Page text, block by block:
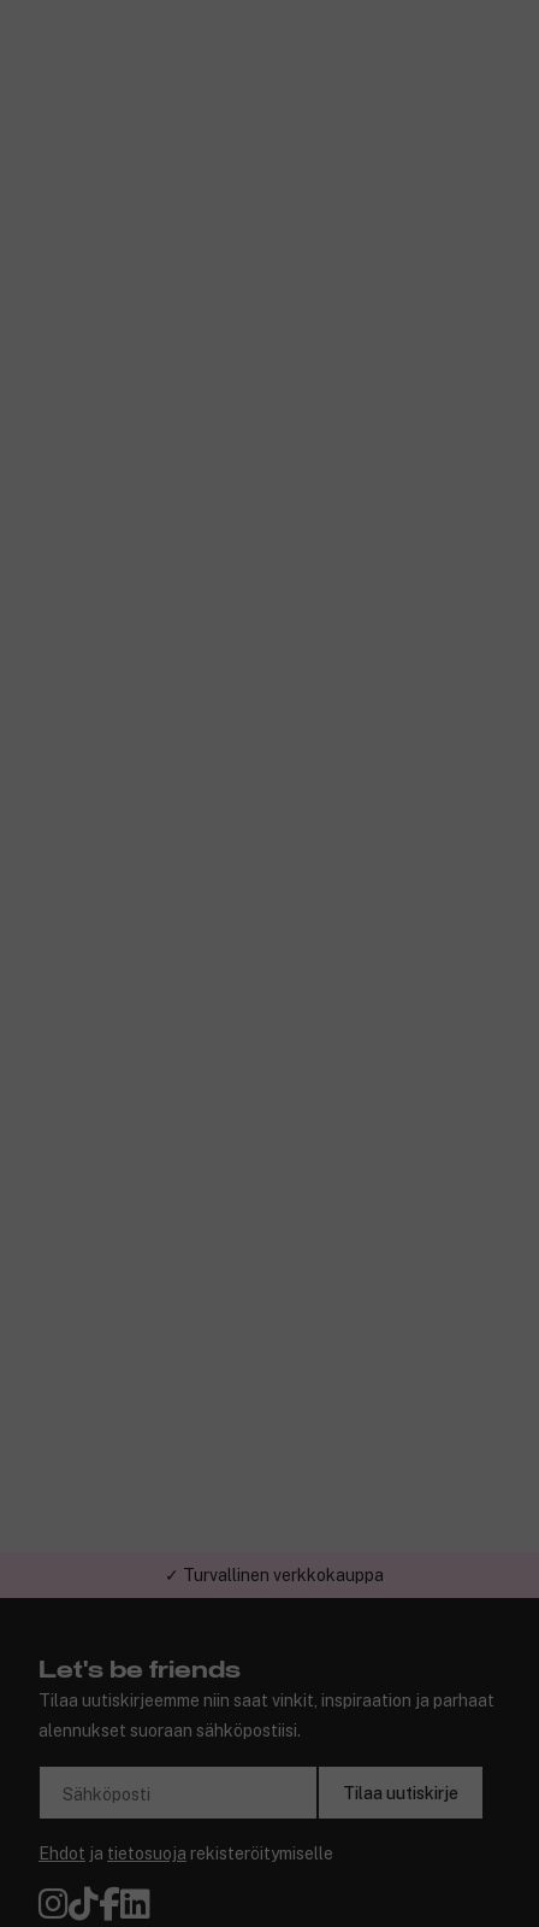
✓ Turvallinen verkkokauppa
Let's be friends
Tilaa uutiskirjeemme niin saat vinkit, inspiraation ja parhaat
alennukset suoraan sähköpostiisi.
Sähköposti Tilaa uutiskirje
Ehdot ja tietosuoja rekisteröitymiselle